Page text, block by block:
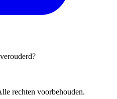
rechten voorbehouden.